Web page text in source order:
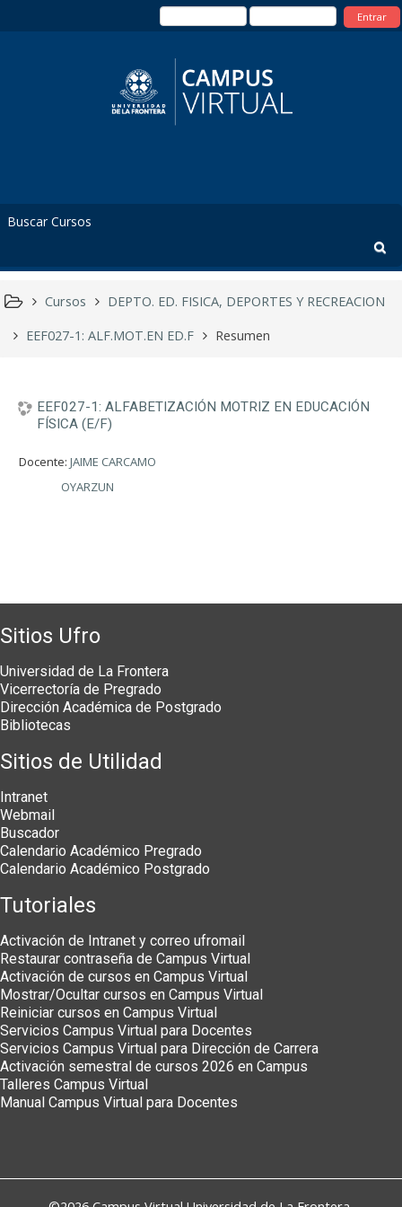
Entrar
Cursos
DEPTO. ED. FISICA, DEPORTES Y RECREACION
EEF027-1: ALF.MOT.EN ED.F
Resumen
EEF027-1: ALFABETIZACIÓN MOTRIZ EN EDUCACIÓN
FÍSICA (E/F)
Docente:JAIME CARCAMO
OYARZUN
Sitios Ufro
Universidad de La Frontera
Vicerrectoría de Pregrado
Dirección Académica de Postgrado
Bibliotecas
Sitios de Utilidad
Intranet
Webmail
Buscador
Calendario Académico Pregrado
Calendario Académico Postgrado
Tutoriales
Activación de Intranet y correo ufromail
Restaurar contraseña de Campus Virtual
Activación de cursos en Campus Virtual
Mostrar/Ocultar cursos en Campus Virtual
Reiniciar cursos en Campus Virtual
Servicios Campus Virtual para Docentes
Servicios Campus Virtual para Dirección de Carrera
Activación semestral de cursos 2026 en Campus
Talleres Campus Virtual
Manual Campus Virtual para Docentes